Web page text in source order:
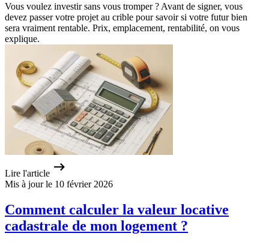
Vous voulez investir sans vous tromper ? Avant de signer, vous
devez passer votre projet au crible pour savoir si votre futur bien
sera vraiment rentable. Prix, emplacement, rentabilité, on vous
explique.
Lire l'article
Mis à jour le 10 février 2026
Comment calculer la valeur locative
cadastrale de mon logement ?